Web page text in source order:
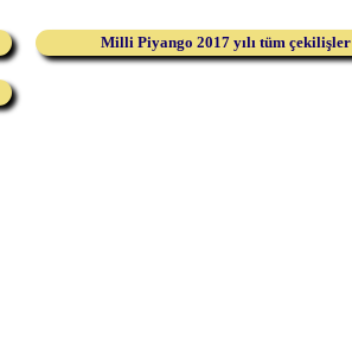
Milli Piyango 2017 yılı tüm çekilişler